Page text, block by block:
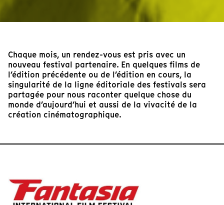
Chaque mois, un rendez-vous est pris avec un
nouveau festival partenaire. En quelques films de
l’édition précédente ou de l’édition en cours, la
singularité de la ligne éditoriale des festivals sera
partagée pour nous raconter quelque chose du
monde d’aujourd’hui et aussi de la vivacité de la
création cinématographique.